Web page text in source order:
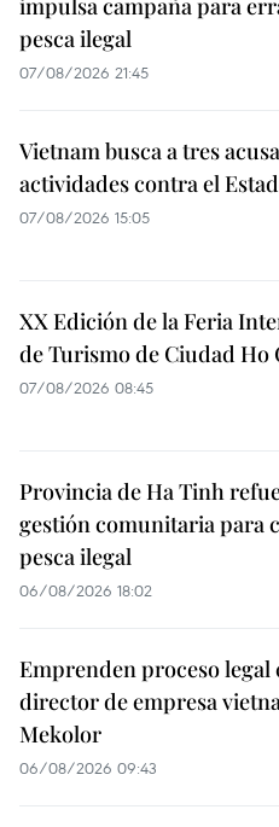
impulsa campaña para
pesca ilegal
07/08/2026 21:45
Vietnam busca a tres
actividades contra el
07/08/2026 15:05
XX Edición de la Feria
de Turismo de Ciudad Ho
07/08/2026 08:45
Provincia de Ha Tinh
gestión comunitaria para
pesca ilegal
06/08/2026 18:02
Emprenden proceso legal
director de empresa
Mekolor
06/08/2026 09:43